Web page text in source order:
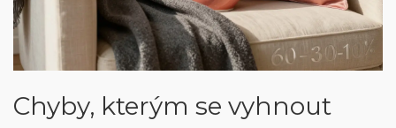
Chyby, kterým se vyhnout